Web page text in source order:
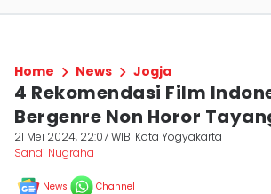
Home News Jogja
4 Rekomendasi Film
Bergenre Non Horor
21 Mei 2024, 22:07 WIB Kota Yogyakarta
Sandi Nugraha
News Channel